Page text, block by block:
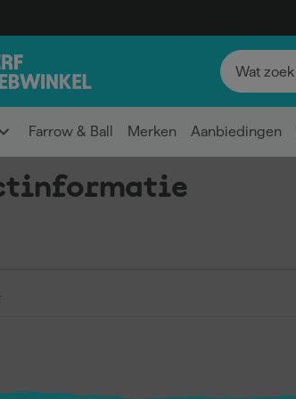
Farrow & Ball Merken Aanbiedingen